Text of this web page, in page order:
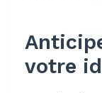
votre